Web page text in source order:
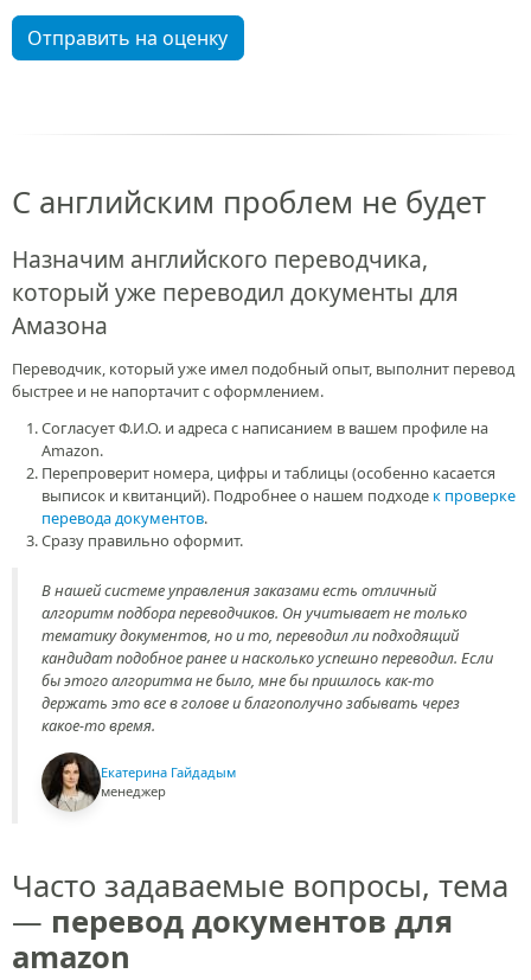
Отправить на оценку
С английским проблем не будет
Назначим английского переводчика,
который уже переводил документы для
Амазона
Переводчик, который уже имел подобный опыт, выполнит перевод
быстрее и не напортачит с оформлением.
Согласует Ф.И.О. и адреса с написанием в вашем профиле на
Amazon.
Перепроверит номера, цифры и таблицы (особенно касается
выписок и квитанций). Подробнее о нашем подходе к проверке
перевода документов.
Сразу правильно оформит.
В нашей системе управления заказами есть отличный
алгоритм подбора переводчиков. Он учитывает не только
тематику документов, но и то, переводил ли подходящий
кандидат подобное ранее и насколько успешно переводил. Если
бы этого алгоритма не было, мне бы пришлось как-то
держать это все в голове и благополучно забывать через
какое-то время.
Екатерина Гайдадым
менеджер
Часто задаваемые вопросы, тема
— перевод документов для
amazon